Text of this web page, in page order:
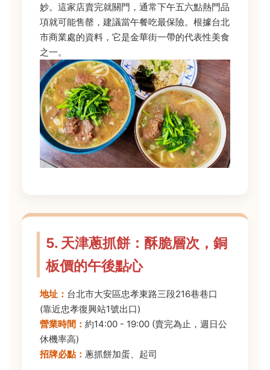
妙。這家店賣完就關門，通常下午五六點熱門品
項就可能售罄，建議當午餐吃最保險。根據台北
市商業處的資料，它是金華街一帶的代表性美食
之一。
5. 天津蔥抓餅：酥脆層次，銅
板價的午後點心
地址： 台北市大安區忠孝東路三段216巷巷口
(靠近忠孝復興站1號出口)
營業時間： 約14:00 - 19:00 (賣完為止，週日公
休機率高)
招牌必點： 蔥抓餅加蛋、起司